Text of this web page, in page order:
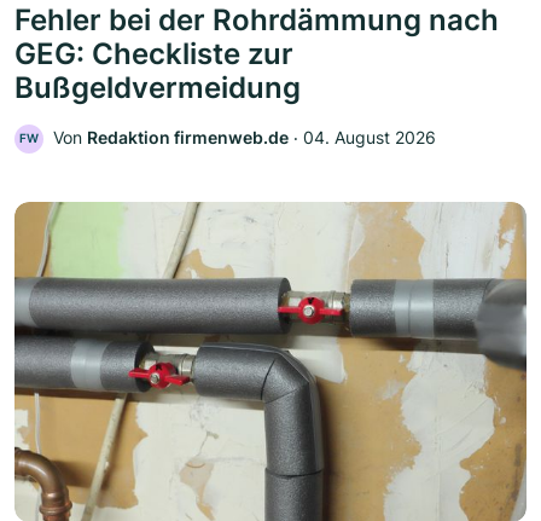
Fehler bei der Rohrdämmung nach
GEG: Checkliste zur
Bußgeldvermeidung
FW Von Redaktion firmenweb.de ‧ 04. August 2026